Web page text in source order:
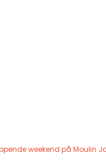
weekend på Moulin